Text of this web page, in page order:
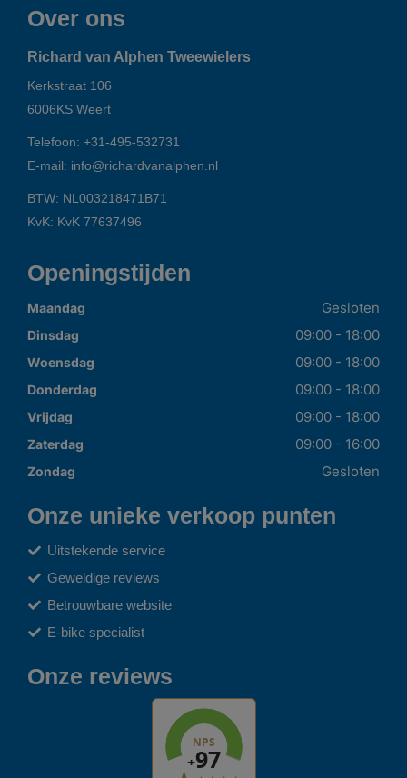
Over ons
Richard van Alphen Tweewielers
Kerkstraat 106
6006KS Weert
Telefoon: +31-495-532731
E-mail: info@richardvanalphen.nl
BTW: NL003218471B71
KvK: KvK 77637496
Openingstijden
Maandag Gesloten
Dinsdag 09:00 - 18:00
Woensdag 09:00 - 18:00
Donderdag 09:00 - 18:00
Vrijdag 09:00 - 18:00
Zaterdag 09:00 - 16:00
Zondag Gesloten
Onze unieke verkoop punten
Uitstekende service
Geweldige reviews
Betrouwbare website
E-bike specialist
Onze reviews